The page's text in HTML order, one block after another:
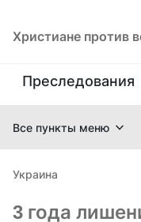
Христиане против
Преследования
Все пункты меню
Украина
3 года